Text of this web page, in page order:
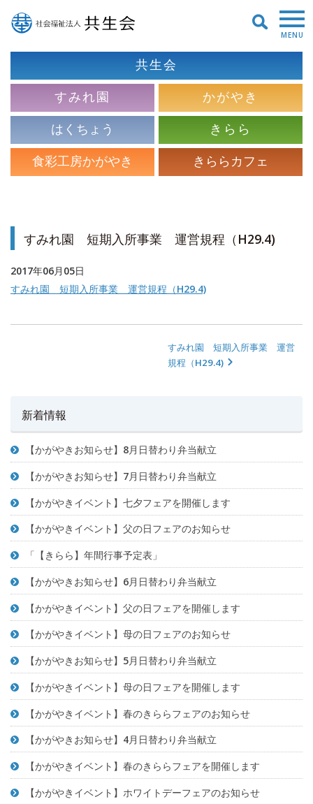
MENU
共生会
すみれ園
かがやき
はくちょう
きらら
食彩工房かがやき
きららカフェ
すみれ園 短期入所事業 運営規程（H29.4)
2017年06月05日
すみれ園 短期入所事業 運営規程（H29.4)
すみれ園 短期入所事業 運営
規程（H29.4)
新着情報
【かがやきお知らせ】8月日替わり弁当献立
【かがやきお知らせ】7月日替わり弁当献立
【かがやきイベント】七夕フェアを開催します
【かがやきイベント】父の日フェアのお知らせ
「【きらら】年間行事予定表」
【かがやきお知らせ】6月日替わり弁当献立
【かがやきイベント】父の日フェアを開催します
【かがやきイベント】母の日フェアのお知らせ
【かがやきお知らせ】5月日替わり弁当献立
【かがやきイベント】母の日フェアを開催します
【かがやきイベント】春のきららフェアのお知らせ
【かがやきお知らせ】4月日替わり弁当献立
【かがやきイベント】春のきららフェアを開催します
【かがやきイベント】ホワイトデーフェアのお知らせ